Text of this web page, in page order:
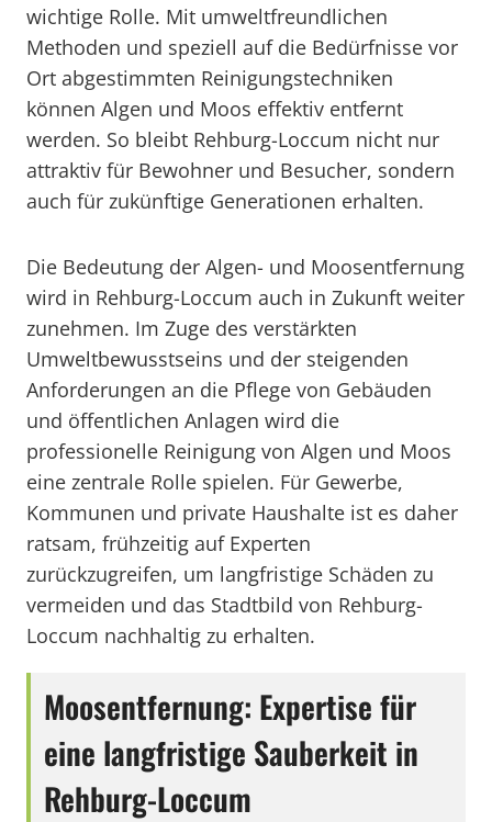
wichtige Rolle. Mit umweltfreundlichen
Methoden und speziell auf die Bedürfnisse vor
Ort abgestimmten Reinigungstechniken
können Algen und Moos effektiv entfernt
werden. So bleibt Rehburg-Loccum nicht nur
attraktiv für Bewohner und Besucher, sondern
auch für zukünftige Generationen erhalten.
Die Bedeutung der Algen- und Moosentfernung
wird in Rehburg-Loccum auch in Zukunft weiter
zunehmen. Im Zuge des verstärkten
Umweltbewusstseins und der steigenden
Anforderungen an die Pflege von Gebäuden
und öffentlichen Anlagen wird die
professionelle Reinigung von Algen und Moos
eine zentrale Rolle spielen. Für Gewerbe,
Kommunen und private Haushalte ist es daher
ratsam, frühzeitig auf Experten
zurückzugreifen, um langfristige Schäden zu
vermeiden und das Stadtbild von Rehburg-
Loccum nachhaltig zu erhalten.
Moosentfernung: Expertise für
eine langfristige Sauberkeit in
Rehburg-Loccum